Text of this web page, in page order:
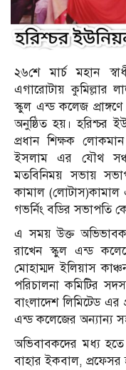
২৬শে মার্চ মহান
এগারোটায় কুমিল্লার
স্কুল এন্ড কলেজ
অনুষ্ঠিত হয়। হরিশ্চর
প্রধান শিক্ষক
ইসলাম এর যৌথ
মতবিনিময় সভায়
কামাল (লোটাস)কামাল
গভর্নিং বডির সভাপতি
এ সময় উক্ত
রাখেন স্কুল এন্ড
মোহাম্মদ ইলিয়াস
পরিচালনা কমিটির
বাংলাদেশ লিমিটেড
এন্ড কলেজের অন্যান্য
অভিবাবকদের মধ্য
বাহার ইকবাল,